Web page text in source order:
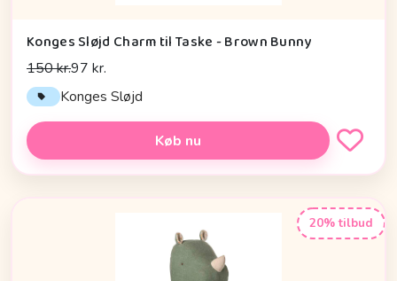
Konges Sløjd Charm til Taske - Brown Bunny
150 kr.97 kr.
Konges Sløjd
Køb nu
20% tilbud